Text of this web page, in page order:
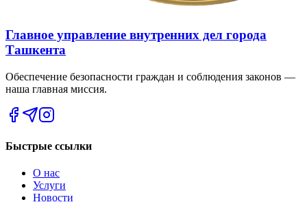
Главное управление внутренних дел города
Ташкента
Обеспечение безопасности граждан и соблюдения законов —
наша главная миссия.
Быстрые ссылки
О нас
Услуги
Новости